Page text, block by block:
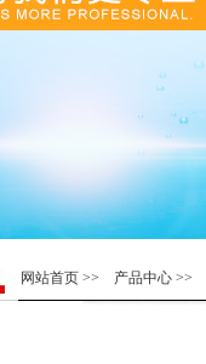
网站首页 >> 产品中心 >>